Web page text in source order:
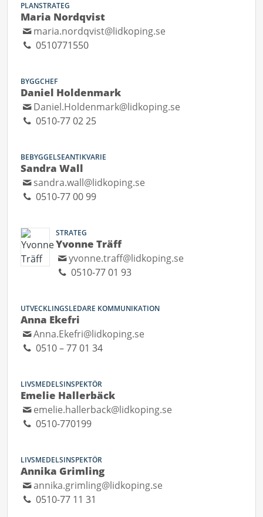
PLANSTRATEG
Maria Nordqvist
maria.nordqvist@lidkoping.se
0510771550
BYGGCHEF
Daniel Holdenmark
Daniel.Holdenmark@lidkoping.se
0510-77 02 25
BEBYGGELSEANTIKVARIE
Sandra Wall
sandra.wall@lidkoping.se
0510-77 00 99
STRATEG
Yvonne Träff
yvonne.traff@lidkoping.se
0510-77 01 93
UTVECKLINGSLEDARE KOMMUNIKATION
Anna Ekefri
Anna.Ekefri@lidkoping.se
0510 – 77 01 34
LIVSMEDELSINSPEKTÖR
Emelie Hallerbäck
emelie.hallerback@lidkoping.se
0510-770199
LIVSMEDELSINSPEKTÖR
Annika Grimling
annika.grimling@lidkoping.se
0510-77 11 31